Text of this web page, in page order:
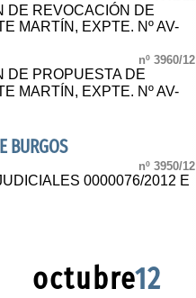
DE REVOCACIÓN DE
MARTÍN, EXPTE. Nº AV-
nº 3960/12
DE PROPUESTA DE
MARTÍN, EXPTE. Nº AV-
BURGOS
nº 3950/12
0000076/2012 E
octubre12